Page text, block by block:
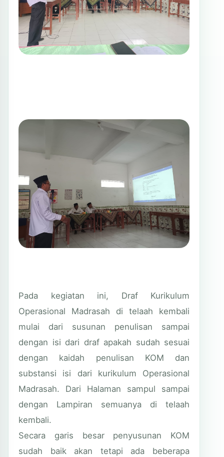
Pada kegiatan ini, Draf Kurikulum
Operasional Madrasah di telaah kembali
mulai dari susunan penulisan sampai
dengan isi dari draf apakah sudah sesuai
dengan kaidah penulisan KOM dan
substansi isi dari kurikulum Operasional
Madrasah. Dari Halaman sampul sampai
dengan Lampiran semuanya di telaah
kembali.
Secara garis besar penyusunan KOM
sudah baik akan tetapi ada beberapa